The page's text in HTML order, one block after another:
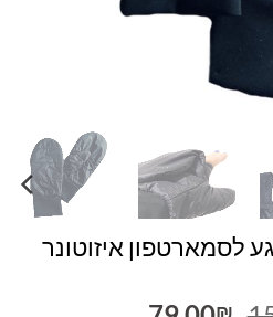
לסמארטפון איזוטונר
₪